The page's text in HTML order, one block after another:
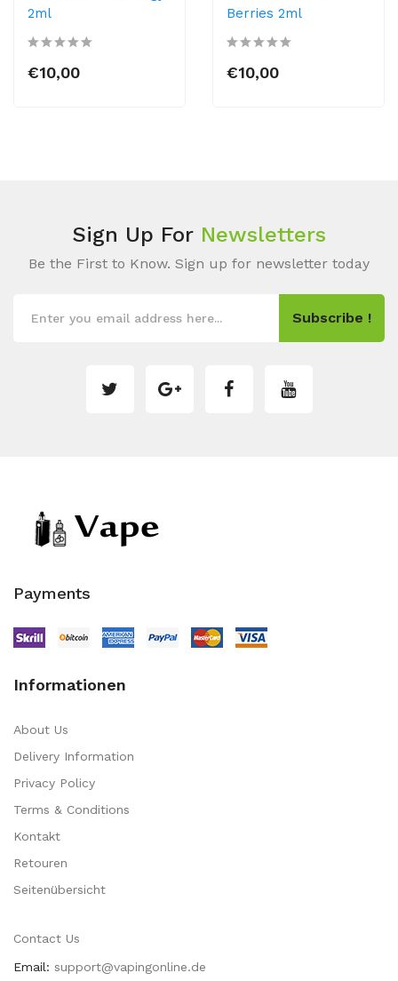
2ml
€10,00
Berries 2ml
€10,00
Sign Up For Newsletters
Be the First to Know. Sign up for newsletter today
Subscribe !
Payments
Informationen
About Us
Delivery Information
Privacy Policy
Terms & Conditions
Kontakt
Retouren
Seitenübersicht
Contact Us
Email: support@vapingonline.de